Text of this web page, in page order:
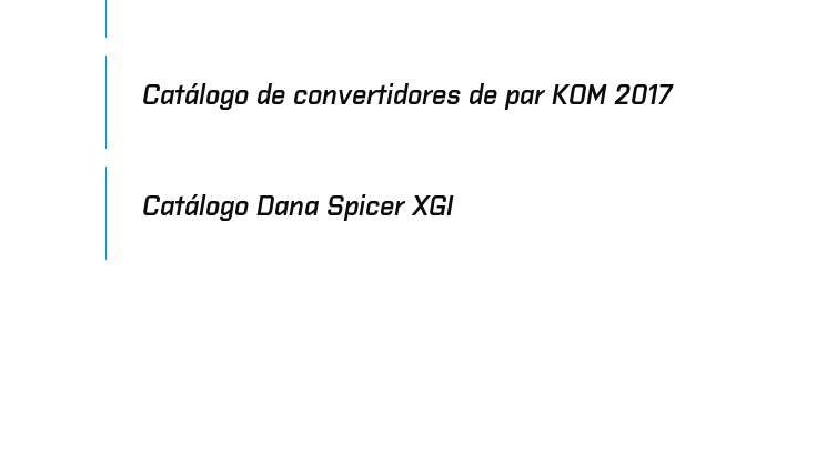
Catálogo de convertidores de par KOM 2017
Catálogo Dana Spicer XGI